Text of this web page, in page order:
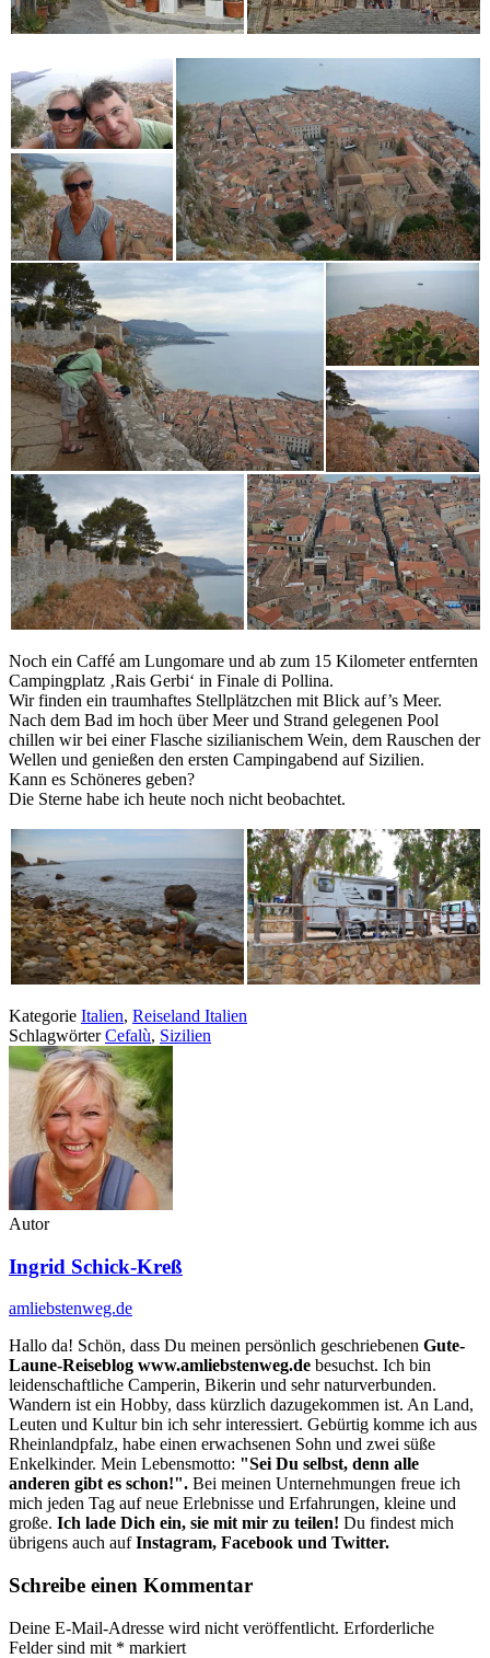
Noch ein Caffé am Lungomare und ab zum 15 Kilometer entfernten
Campingplatz ‚Rais Gerbi‘ in Finale di Pollina.
Wir finden ein traumhaftes Stellplätzchen mit Blick auf’s Meer.
Nach dem Bad im hoch über Meer und Strand gelegenen Pool
chillen wir bei einer Flasche sizilianischem Wein, dem Rauschen der
Wellen und genießen den ersten Campingabend auf Sizilien.
Kann es Schöneres geben?
Die Sterne habe ich heute noch nicht beobachtet.
Kategorie Italien, Reiseland Italien
SchlagwörterCefalù, Sizilien
Autor
Ingrid Schick-Kreß
amliebstenweg.de
Hallo da! Schön, dass Du meinen persönlich geschriebenen Gute-
Laune-Reiseblog www.amliebstenweg.de besuchst. Ich bin
leidenschaftliche Camperin, Bikerin und sehr naturverbunden.
Wandern ist ein Hobby, dass kürzlich dazugekommen ist. An Land,
Leuten und Kultur bin ich sehr interessiert. Gebürtig komme ich aus
Rheinlandpfalz, habe einen erwachsenen Sohn und zwei süße
Enkelkinder. Mein Lebensmotto: "Sei Du selbst, denn alle
anderen gibt es schon!". Bei meinen Unternehmungen freue ich
mich jeden Tag auf neue Erlebnisse und Erfahrungen, kleine und
große. Ich lade Dich ein, sie mit mir zu teilen! Du findest mich
übrigens auch aufInstagram, Facebook und Twitter.
Schreibe einen Kommentar
Deine E-Mail-Adresse wird nicht veröffentlicht. Erforderliche
Felder sind mit * markiert